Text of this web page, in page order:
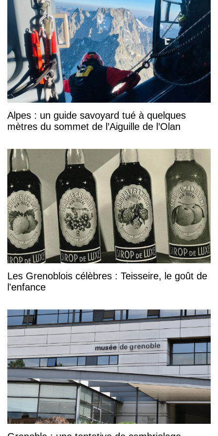
Alpes : un guide savoyard tué à quelques
mètres du sommet de l’Aiguille de l’Olan
Les Grenoblois célèbres : Teisseire, le goût de
l'enfance